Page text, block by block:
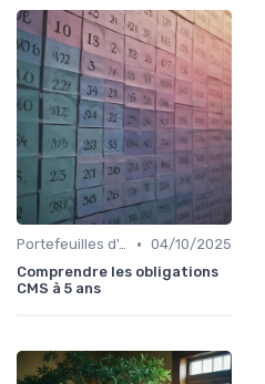
Portefeuilles d'Actions et d'Obligations • 04/10/2025
Comprendre les obligations
CMS à 5 ans